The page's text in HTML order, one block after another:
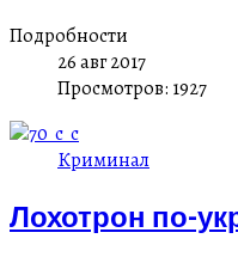
Подробности
26 авг 2017
Просмотров: 1927
Криминал
Лохотрон по-